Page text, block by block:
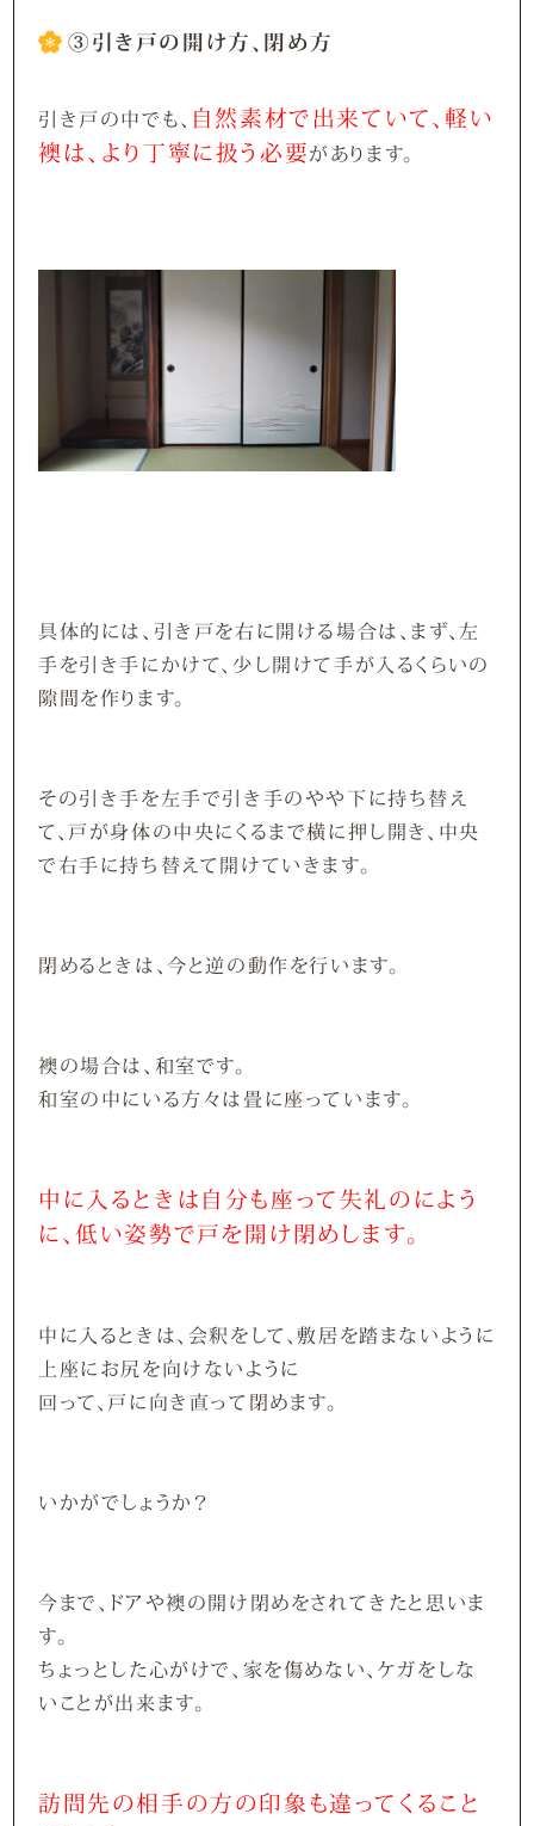
③引き戸の開け方、閉め方
引き戸の中でも、 自然素材で出来ていて、軽い
襖は、より丁寧に扱う必要があります。
具体的には、引き戸を右に開ける場合は、まず、左
手を引き手にかけて、少し開けて手が入るくらいの
隙間を作ります。
その引き手を左手で引き手のやや下に持ち替え
て、戸が身体の中央にくるまで横に押し開き、中央
で右手に持ち替えて開けていきます。
閉めるときは、今と逆の動作を行います。
襖の場合は、和室です。
和室の中にいる方々は畳に座っています。
中に入るときは自分も座って失礼のによう
に、低い姿勢で戸を開け閉めします。
中に入るときは、会釈をして、敷居を踏まないように
上座にお尻を向けないように
回って、戸に向き直って閉めます。
いかがでしょうか？
今まで、ドアや襖の開け閉めをされてきたと思いま
す。
ちょっとした心がけで、家を傷めない、ケガをしな
いことが出来ます。
訪問先の相手の方の印象も違ってくること